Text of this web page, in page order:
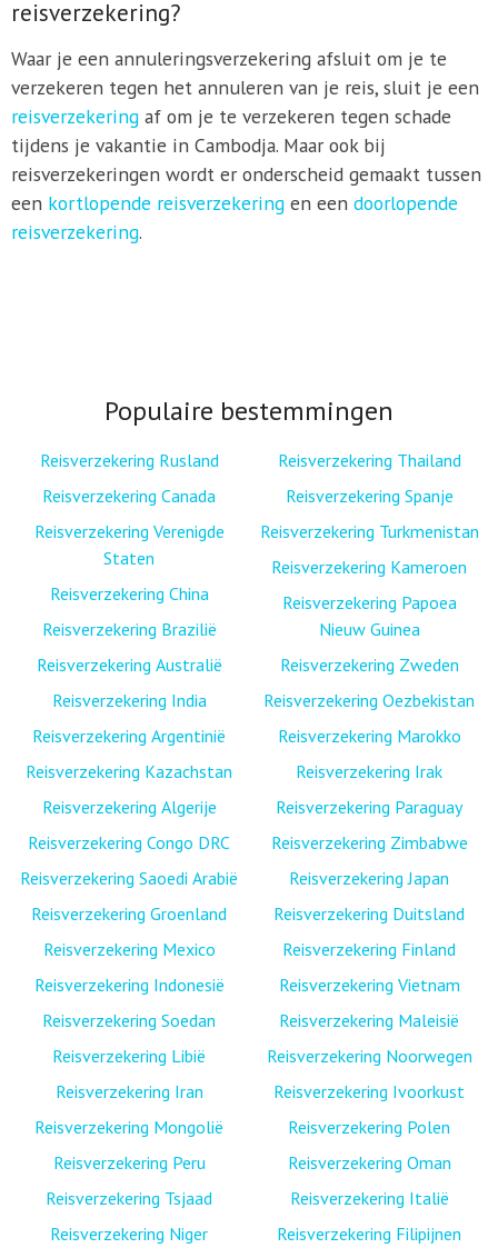
reisverzekering?
Waar je een annuleringsverzekering afsluit om je te
verzekeren tegen het annuleren van je reis, sluit je een
reisverzekeringaf om je te verzekeren tegen schade
tijdens je vakantie in Cambodja. Maar ook bij
reisverzekeringen wordt er onderscheid gemaakt tussen
een kortlopende reisverzekeringen een doorlopende
reisverzekering.
Populaire bestemmingen
Reisverzekering Rusland
Reisverzekering Canada
Reisverzekering Verenigde
Staten
Reisverzekering China
Reisverzekering Brazilië
Reisverzekering Australië
Reisverzekering India
Reisverzekering Argentinië
Reisverzekering Kazachstan
Reisverzekering Algerije
Reisverzekering Congo DRC
Reisverzekering Saoedi Arabië
Reisverzekering Groenland
Reisverzekering Mexico
Reisverzekering Indonesië
Reisverzekering Soedan
Reisverzekering Libië
Reisverzekering Iran
Reisverzekering Mongolië
Reisverzekering Peru
Reisverzekering Tsjaad
Reisverzekering Niger
Reisverzekering Thailand
Reisverzekering Spanje
Reisverzekering Turkmenistan
Reisverzekering Kameroen
Reisverzekering Papoea
Nieuw Guinea
Reisverzekering Zweden
Reisverzekering Oezbekistan
Reisverzekering Marokko
Reisverzekering Irak
Reisverzekering Paraguay
Reisverzekering Zimbabwe
Reisverzekering Japan
Reisverzekering Duitsland
Reisverzekering Finland
Reisverzekering Vietnam
Reisverzekering Maleisië
Reisverzekering Noorwegen
Reisverzekering Ivoorkust
Reisverzekering Polen
Reisverzekering Oman
Reisverzekering Italië
Reisverzekering Filipijnen